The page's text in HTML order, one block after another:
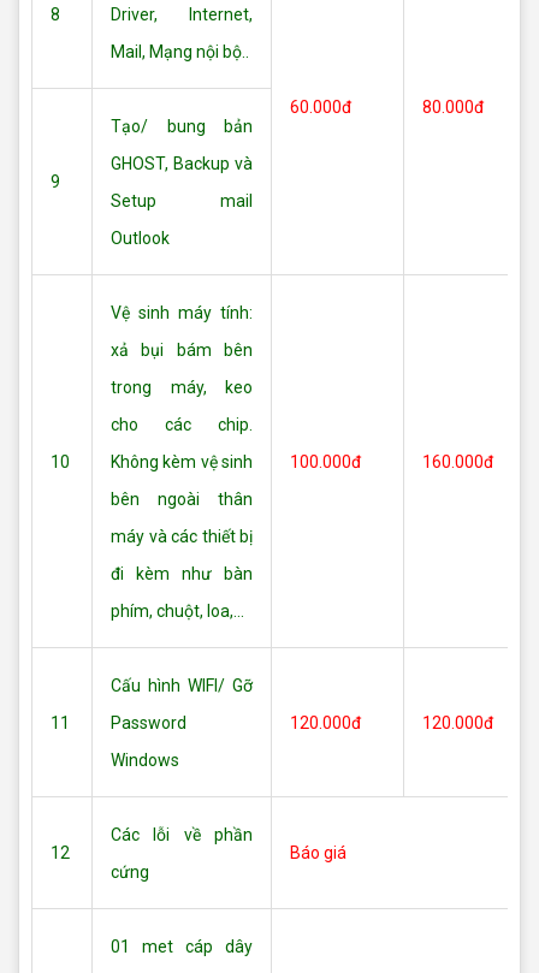
8
Driver, Internet,
Mail, Mạng nội bộ..
60.000đ 80.000đ
9
Tạo/ bung bản
GHOST, Backup và
Setup mail
Outlook
10
Vệ sinh máy tính:
xả bụi bám bên
trong máy, keo
cho các chip.
Không kèm vệ sinh
bên ngoài thân
máy và các thiết bị
đi kèm như bàn
phím, chuột, loa,...
100.000đ 160.000đ
11
Cấu hình WIFI/ Gỡ
Password
Windows
120.000đ 120.000đ
12
Các lỗi về phần
cứng
Báo giá
01 met cáp dây